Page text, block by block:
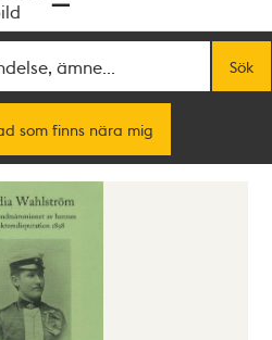
Sök
som finns nära mig